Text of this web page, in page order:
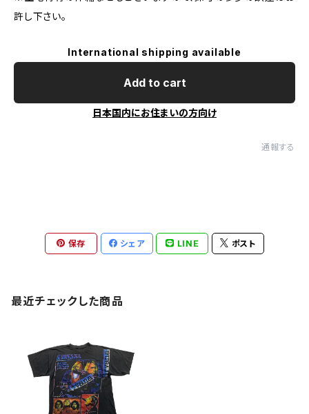
許し下さい。
International shipping available
Add to cart
日本国内にお住まいの方向け
通報する
保存 シェア LINE ポスト
最近チェックした商品